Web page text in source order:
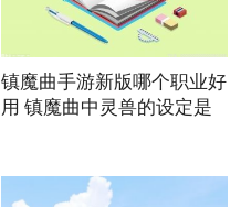
镇魔曲手游新版哪个职业好
用 镇魔曲中灵兽的设定是